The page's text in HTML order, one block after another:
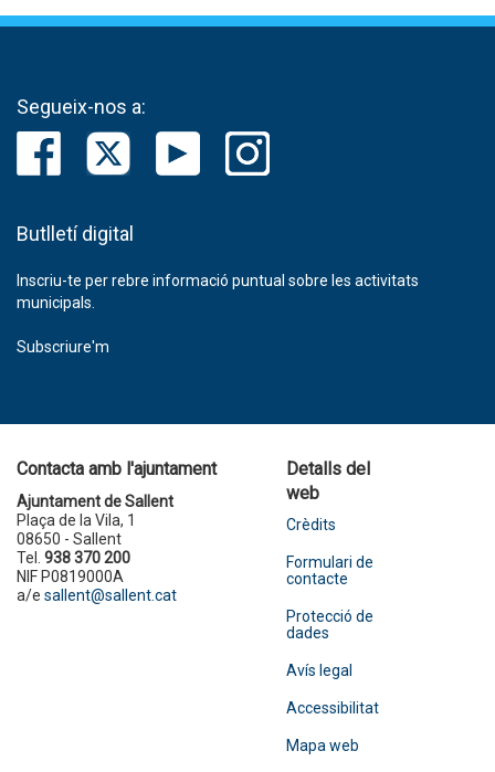
Segueix-nos a:
Butlletí digital
Inscriu-te per rebre informació puntual sobre les activitats
municipals.
Subscriure'm
Contacta amb l'ajuntament
Ajuntament de Sallent
Plaça de la Vila, 1
08650 - Sallent
Tel. 938 370 200
NIF P0819000A
a/e sallent@sallent.cat
Detalls del
web
Crèdits
Formulari de
contacte
Protecció de
dades
Avís legal
Accessibilitat
Mapa web